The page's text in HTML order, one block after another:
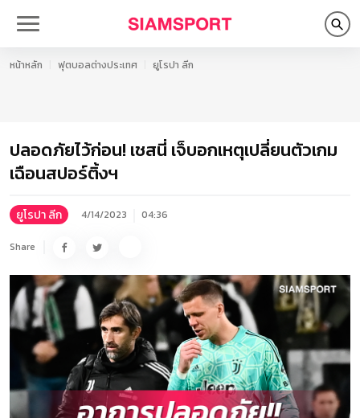
หน้าหลัก ฟุตบอลต่างประเทศ ยูโรปา ลีก
ปลอดภัยไว้ก่อน! เชสนี่ เจ็บอกเหตุเปลี่ยนตัวเกม
เฉือนสปอร์ติ้งฯ
ยูโรปา ลีก 4/14/2023 04:36
Share